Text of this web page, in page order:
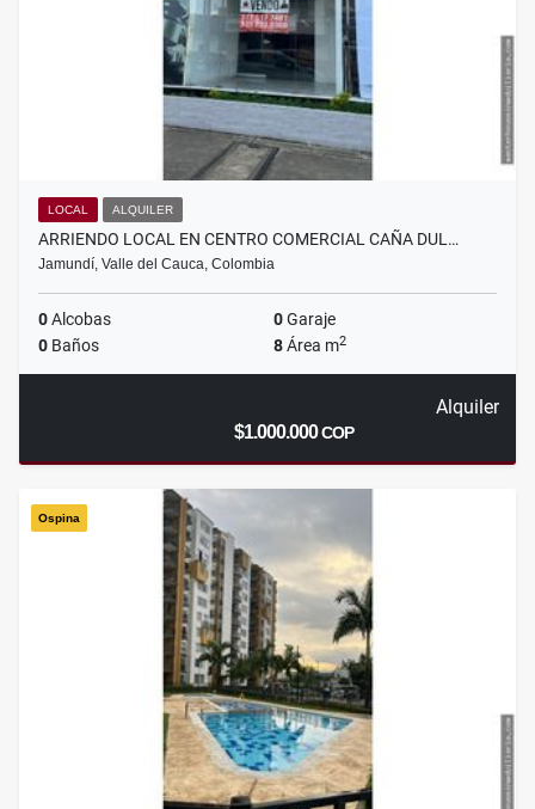
LOCAL ALQUILER
ARRIENDO LOCAL EN CENTRO COMERCIAL CAÑA DUL…
Jamundí, Valle del Cauca, Colombia
0Alcobas 0Garaje
0 Baños 8Área m2
Alquiler
$1.000.000COP
Ospina